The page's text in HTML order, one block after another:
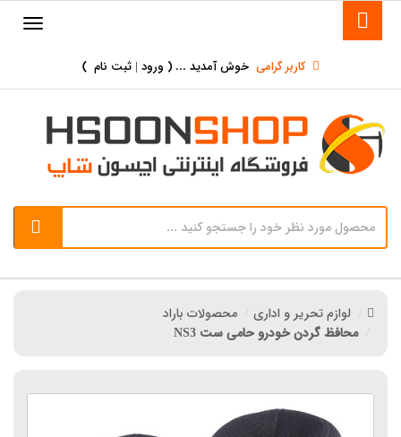
کاربر گرامی خوش آمدید ... ( ورود | ثبت نام )
لوازم تحریر و اداری
محصولات باراد
محافظ گردن خودرو حامی ست NS3